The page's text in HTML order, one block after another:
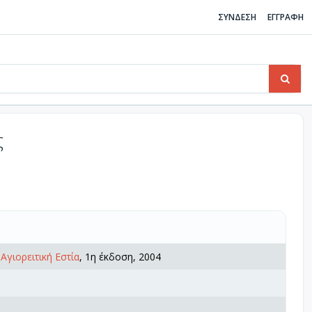
ΣΥΝΔΕΣΗ ΕΓΓΡΑΦΗ
Αγιορειτική Εστία, 1η έκδοση, 2004